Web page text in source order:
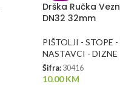
Drška Ručka
DN32 32mm
PIŠTOLJI - STOPE
NASTAVCI - DIZNE
Šifra: 30416
10.00KM